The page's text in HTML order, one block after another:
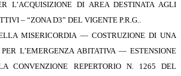
L’ACQUISIZIONE DI AREA DESTINATA AGLI
– “ZONA D3” DEL VIGENTE P.R.G..
MISERICORDIA — COSTRUZIONE DI UNA
L’EMERGENZA ABITATIVA — ESTENSIONE
CONVENZIONE REPERTORIO N. 1265 DEL